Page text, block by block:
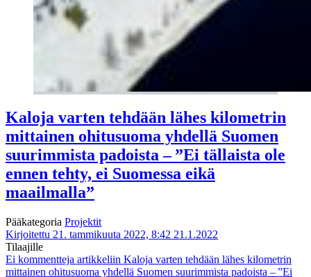
Kaloja varten tehdään lähes kilometrin
mittainen ohitusuoma yhdellä Suomen
suurimmista padoista – ”Ei tällaista ole
ennen tehty, ei Suomessa eikä
maailmalla”
Pääkategoria Projektit
Kirjoitettu 21. tammikuuta 2022, 8:42 21.1.2022
Tilaajille
Ei kommentteja artikkeliin Kaloja varten tehdään lähes kilometrin
mittainen ohitusuoma yhdellä Suomen suurimmista padoista – ”Ei